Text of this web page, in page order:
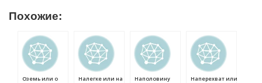
Похожие:
Оземь или о
Налегке или на
Наполовину
Наперехват или